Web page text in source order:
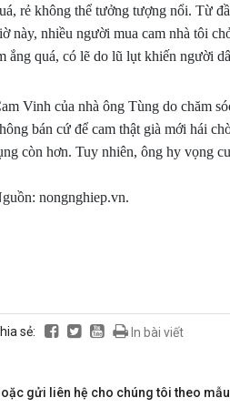
rẻ không thể tưởng tượng nổi. Từ
này, nhiều người mua cam nhà tôi
ắng quá, có lẽ do lũ lụt khiến người
Vinh của nhà ông Tùng do chăm
bán cứ để cam thật già mới hái
còn hơn. Tuy nhiên, ông hy vọng
nongnghiep.vn.
sẻ: In bài viết
gửi liên hệ cho chúng tôi theo